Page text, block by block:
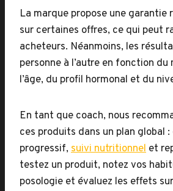
La marque propose une garantie
sur certaines offres, ce qui peut
acheteurs. Néanmoins, les
personne à l’autre en fonction
l’âge, du profil hormonal et du
En tant que coach, nous
ces produits dans un plan global
progressif, suivi nutritionnel et
testez un produit, notez vos
posologie et évaluez les effets